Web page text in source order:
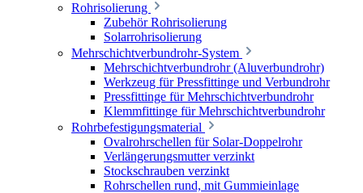
Rohrisolierung
Zubehör Rohrisolierung
Solarrohrisolierung
Mehrschichtverbundrohr-System
Mehrschichtverbundrohr (Aluverbundrohr)
Werkzeug für Pressfittinge und Verbundrohr
Pressfittinge für Mehrschichtverbundrohr
Klemmfittinge für Mehrschichtverbundrohr
Rohrbefestigungsmaterial
Ovalrohrschellen für Solar-Doppelrohr
Verlängerungsmutter verzinkt
Stockschrauben verzinkt
Rohrschellen rund, mit Gummieinlage